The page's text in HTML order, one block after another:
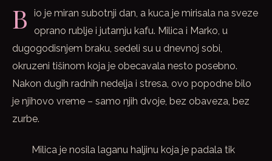
B
io je miran subotnji dan, a kuca je mirisala na sveze
oprano rublje i jutarnju kafu. Milica i Marko, u
dugogodisnjem braku, sedeli su u dnevnoj sobi,
okruzeni tišinom koja je obecavala nesto posebno.
Nakon dugih radnih nedelja i stresa, ovo popodne bilo
je njihovo vreme – samo njih dvoje, bez obaveza, bez
zurbe.
Milica je nosila laganu haljinu koja je padala tik